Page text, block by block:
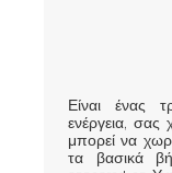
Είναι ένας
ενέργεια, σας
μπορεί να
τα βασικά